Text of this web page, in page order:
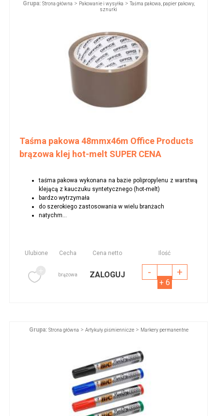
Grupa: Strona główna > Pakowanie i wysyłka >Taśma pakowa, papier pakowy,
sznurki
Taśma pakowa 48mmx46m Office Products
brązowa klej hot-melt SUPER CENA
taśma pakowa wykonana na bazie polipropylenu z warstwą
klejącą z kauczuku syntetycznego (hot-melt)
bardzo wytrzymała
do szerokiego zastosowania w wielu branżach
natychm...
Ulubione Cecha Cena netto Ilość
brązowa ZALOGUJ - +
+ 6
Grupa: Strona główna > Artykuły piśmiennicze> Markery permanentne